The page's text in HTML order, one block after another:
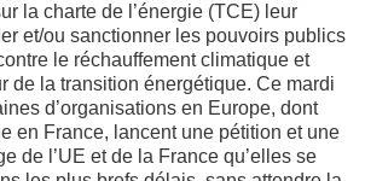
la charte de l’énergie (TCE) leur
et/ou sanctionner les pouvoirs publics
le réchauffement climatique et
de la transition énergétique. Ce mardi
d’organisations en Europe, dont
en France, lancent une pétition et une
de l’UE et de la France qu’elles se